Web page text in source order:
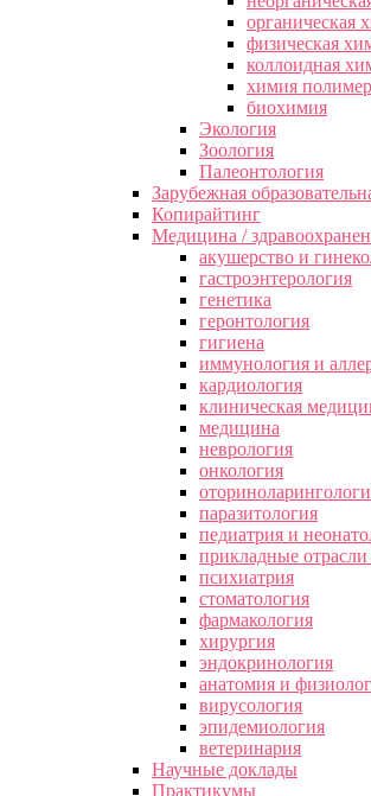
органическая
физическая
коллоидная
химия
биохимия
Экология
Зоология
Палеонтология
Зарубежная
Копирайтинг
Медицина /
акушерство и
гастроэнтерология
генетика
геронтология
гигиена
иммунология и
кардиология
клиническая
медицина
неврология
онкология
паразитология
педиатрия и
прикладные
психиатрия
стоматология
фармакология
хирургия
эндокринология
анатомия и
вирусология
эпидемиология
ветеринария
Научные доклады
Практикумы